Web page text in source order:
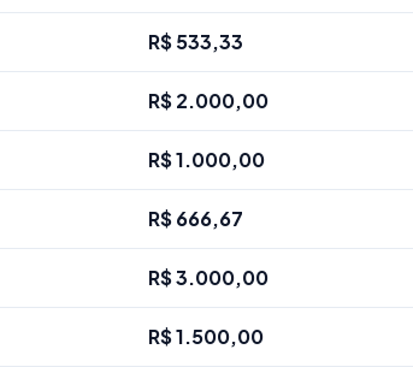
R$ 533,33
R$ 2.000,00
R$ 1.000,00
R$ 666,67
R$ 3.000,00
R$ 1.500,00